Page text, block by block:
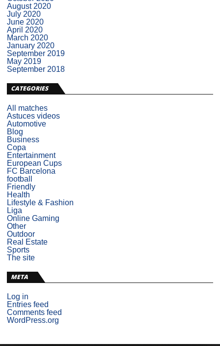
August 2020
July 2020
June 2020
April 2020
March 2020
January 2020
September 2019
May 2019
September 2018
CATEGORIES
All matches
Astuces videos
Automotive
Blog
Business
Copa
Entertainment
European Cups
FC Barcelona
football
Friendly
Health
Lifestyle & Fashion
Liga
Online Gaming
Other
Outdoor
Real Estate
Sports
The site
META
Log in
Entries feed
Comments feed
WordPress.org